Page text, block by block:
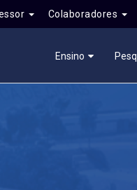
Colaboradores
Ensino